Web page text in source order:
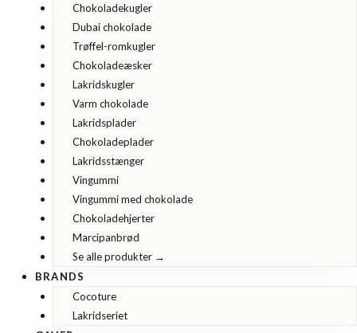
Chokoladekugler
Dubai chokolade
Trøffel-romkugler
Chokoladeæsker
Lakridskugler
Varm chokolade
Lakridsplader
Chokoladeplader
Lakridsstænger
Vingummi
Vingummi med chokolade
Chokoladehjerter
Marcipanbrød
Se alle produkter →
BRANDS
Cocoture
Lakridseriet